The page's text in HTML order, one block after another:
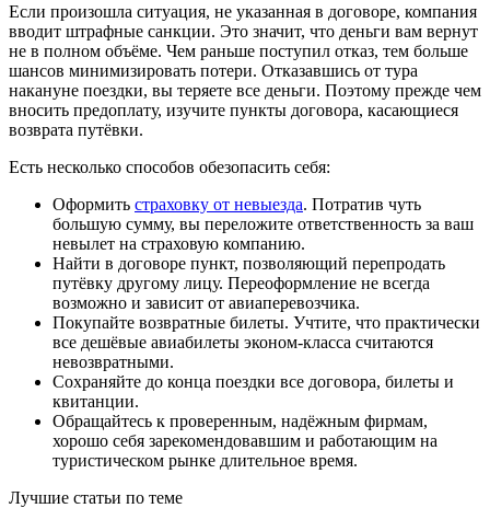
Если произошла ситуация, не указанная в договоре, компания
вводит штрафные санкции. Это значит, что деньги вам вернут
не в полном объёме. Чем раньше поступил отказ, тем больше
шансов минимизировать потери. Отказавшись от тура
накануне поездки, вы теряете все деньги. Поэтому прежде чем
вносить предоплату, изучите пункты договора, касающиеся
возврата путёвки.
Есть несколько способов обезопасить себя:
Оформить страховку от невыезда. Потратив чуть
большую сумму, вы переложите ответственность за ваш
невылет на страховую компанию.
Найти в договоре пункт, позволяющий перепродать
путёвку другому лицу. Переоформление не всегда
возможно и зависит от авиаперевозчика.
Покупайте возвратные билеты. Учтите, что практически
все дешёвые авиабилеты эконом-класса считаются
невозвратными.
Сохраняйте до конца поездки все договора, билеты и
квитанции.
Обращайтесь к проверенным, надёжным фирмам,
хорошо себя зарекомендовавшим и работающим на
туристическом рынке длительное время.
Лучшие статьи по теме